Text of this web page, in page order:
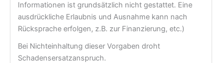
Informationen ist grundsätzlich nicht gestattet. Eine
ausdrückliche Erlaubnis und Ausnahme kann nach
Rücksprache erfolgen, z.B. zur Finanzierung, etc.)
Bei Nichteinhaltung dieser Vorgaben droht
Schadensersatzanspruch.